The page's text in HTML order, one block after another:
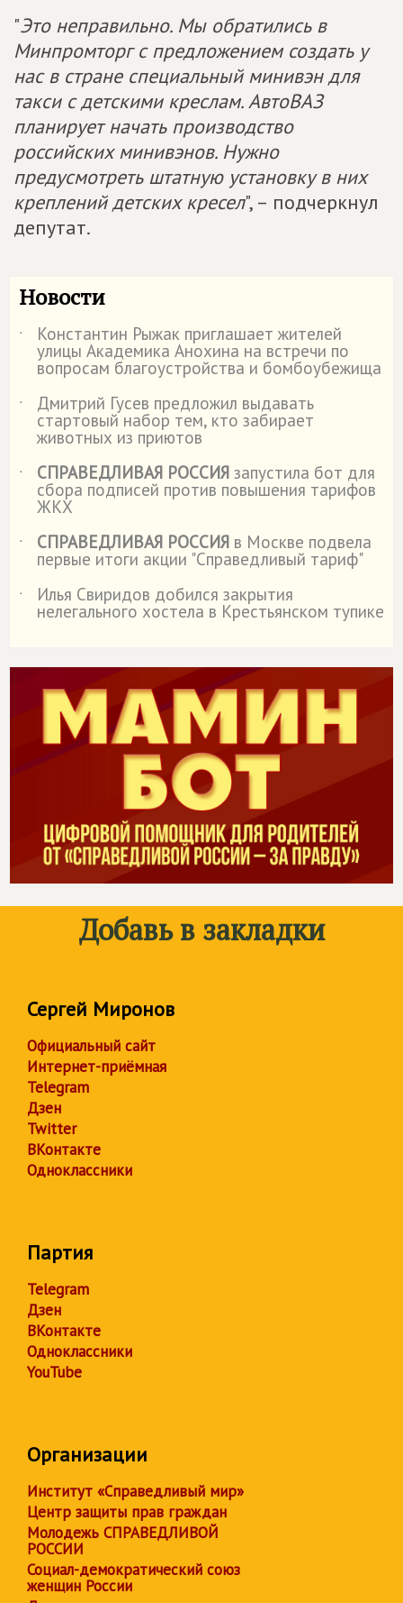
"Это неправильно. Мы обратились в
Минпромторг с предложением создать у
нас в стране специальный минивэн для
такси с детскими креслам. АвтоВАЗ
планирует начать производство
российских минивэнов. Нужно
предусмотреть штатную установку в них
креплений детских кресел", – подчеркнул
депутат.
Новости
˙ Константин Рыжак приглашает жителей
улицы Академика Анохина на встречи по
вопросам благоустройства и бомбоубежища
˙
Дмитрий Гусев предложил выдавать
стартовый набор тем, кто забирает
животных из приютов
˙
СПРАВЕДЛИВАЯ РОССИЯ запустила бот для
сбора подписей против повышения тарифов
ЖКХ
˙
СПРАВЕДЛИВАЯ РОССИЯ в Москве подвела
первые итоги акции "Справедливый тариф"
˙
Илья Свиридов добился закрытия
нелегального хостела в Крестьянском тупике
Добавь в закладки
Сергей Миронов
Официальный сайт
Интернет-приёмная
Telegram
Дзен
Twitter
ВКонтакте
Одноклассники
Партия
Telegram
Дзен
ВКонтакте
Одноклассники
YouTube
Организации
Институт «Справедливый мир»
Центр защиты прав граждан
Молодежь СПРАВЕДЛИВОЙ
РОССИИ
Социал-демократический союз
женщин России